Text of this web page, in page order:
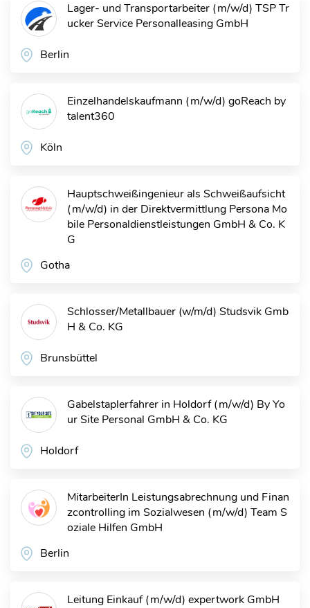
Lager- und Transportarbeiter (m/w/d) TSP Tr
ucker Service Personalleasing GmbH
Berlin
Einzelhandelskaufmann (m/w/d) goReach by
talent360
Köln
Hauptschweißingenieur als Schweißaufsicht
(m/w/d) in der Direktvermittlung Persona Mo
bile Personaldienstleistungen GmbH & Co. K
G
Gotha
Schlosser/Metallbauer (w/m/d) Studsvik Gmb
H & Co. KG
Brunsbüttel
Gabelstaplerfahrer in Holdorf (m/w/d) By Yo
ur Site Personal GmbH & Co. KG
Holdorf
MitarbeiterIn Leistungsabrechnung und Finan
zcontrolling im Sozialwesen (m/w/d) Team S
oziale Hilfen GmbH
Berlin
Leitung Einkauf (m/w/d) expertwork GmbH